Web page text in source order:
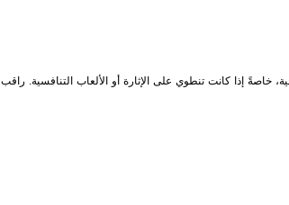
خاصةً إذا كانت تنطوي على الإثارة أو الألعاب التنافسية.